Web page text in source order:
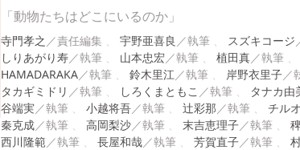
「動物たちはどこにいるのか」
寺門孝之 宇野亜喜良 スズキコージ
しりあがり寿
山本忠宏 植田真
HAMADARAKA
鈴木里江 岸野衣里子
タカギミドリ
しろくまともこ タナカ由
谷端実
小越将吾 辻彩那 チル
秦克成
高岡梨沙 末吉恵理子
西川隆範
長屋和哉 芳賀直子